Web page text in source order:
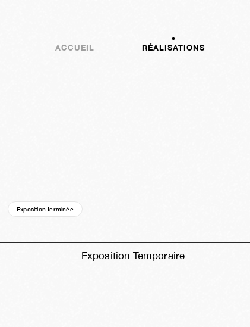
ACCUEIL RÉALISATIONS
Exposition terminée
Exposition Temporaire